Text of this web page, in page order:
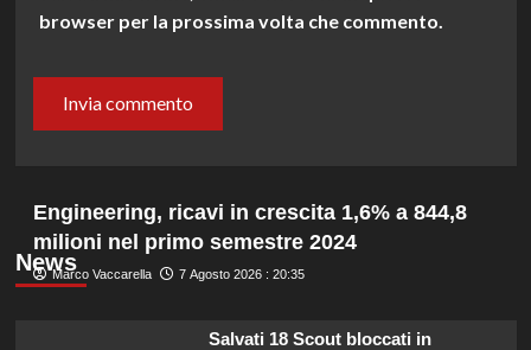
browser per la prossima volta che commento.
News
Engineering, ricavi in crescita 1,6% a 844,8
milioni nel primo semestre 2024
Marco Vaccarella 7 Agosto 2026 : 20:35
Salvati 18 Scout bloccati in